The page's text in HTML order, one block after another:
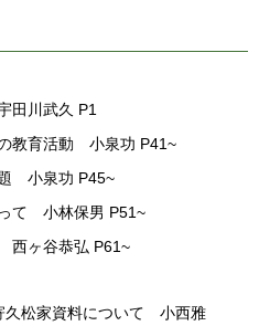
田川武久 P1
教育活動 小泉功 P41~
小泉功 P45~
て 小林保男 P51~
西ヶ谷恭弘 P61~
久松家資料について 小西雅